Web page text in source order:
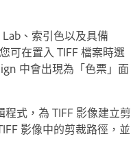
、索引色以及具備
可在置入 TIFF 檔案時選
中會出現為「色票」面
式，為 TIFF 影像建立剪
影像中的剪裁路徑，並